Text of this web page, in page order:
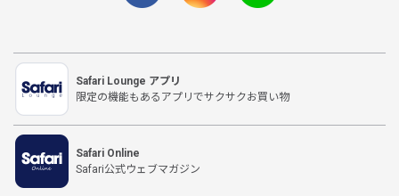
Safari Lounge アプリ
限定の機能もあるアプリでサクサクお買い物
Safari Online
Safari公式ウェブマガジン